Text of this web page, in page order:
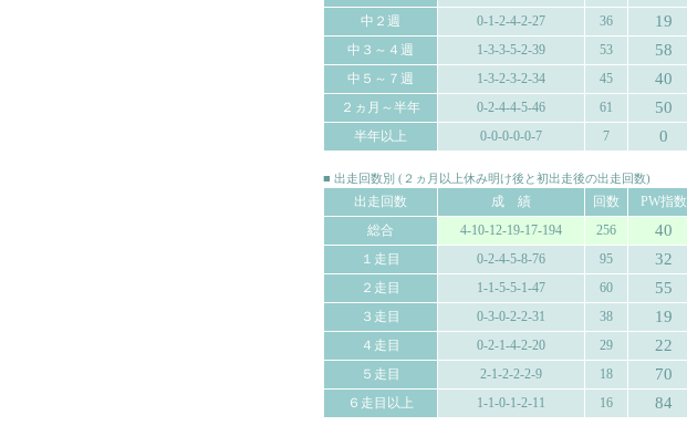
中２週 0-1-2-4-2-27 36 19
中３～４週 1-3-3-5-2-39 53 58
中５～７週 1-3-2-3-2-34 45 40
２ヵ月～半年 0-2-4-4-5-46 61 50
半年以上 0-0-0-0-0-7 7 0
■ 出走回数別 (２ヵ月以上休み明け後と初出走後の出走回数)
出走回数 成 績 回数 PW指数
総合
4-10-12-19-17-194 256 40
１走目 0-2-4-5-8-76 95 32
２走目 1-1-5-5-1-47 60 55
３走目 0-3-0-2-2-31 38 19
４走目 0-2-1-4-2-20 29 22
５走目 2-1-2-2-2-9 18 70
６走目以上 1-1-0-1-2-11 16 84